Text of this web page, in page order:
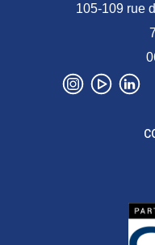
105-109 rue